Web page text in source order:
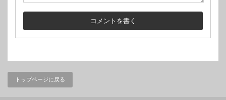
トップページに戻る